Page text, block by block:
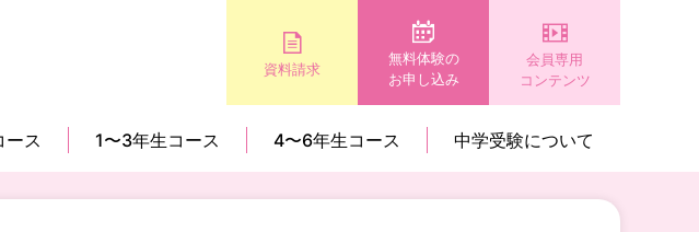
資料請求
無料体験の
お申し込み
会員専用
コンテンツ
ース 1〜3年生コース 4〜6年生コース 中学受験について